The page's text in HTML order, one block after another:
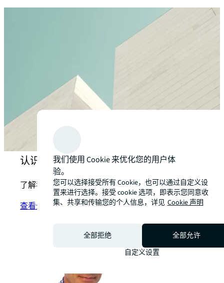
认识我们的综合设施管理专家
了解我们如何助力客户实现变革性的解决方案
查看全部专家arrow_forward
我们使用 Cookie 来优化您的用户体
验。
您可以选择接受所有 Cookie，也可以通过自定义设
置来进行选择。接受 cookie 选项，即表示您同意收
集、共享和传输您的个人信息，详见 Cookie 声明
全部拒绝
全部允许
自定义设置